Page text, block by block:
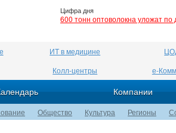
Цифра дня
600 тонн оптоволокна уложат
ИТ в медицине
Колл-центры е-
Компании
Общество Культура Регионы